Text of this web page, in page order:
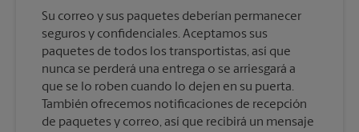
Su correo y sus paquetes deberían permanecer
seguros y confidenciales. Aceptamos sus
paquetes de todos los transportistas, así que
nunca se perderá una entrega o se arriesgará a
que se lo roben cuando lo dejen en su puerta.
También ofrecemos notificaciones de recepción
de paquetes y correo, así que recibirá un mensaje